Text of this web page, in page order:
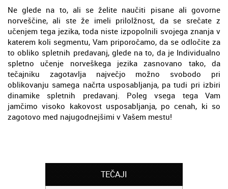
Ne glede na to, ali se želite naučiti pisane ali govorne
norveščine, ali ste že imeli prilolžnost, da se srečate z
učenjem tega jezika, toda niste izpopolnili svojega znanja v
katerem koli segmentu, Vam priporočamo, da se odločite za
to obliko spletnih predavanj, glede na to, da je Individualno
spletno učenje norveškega jezika zasnovano tako, da
tečajniku zagotavlja največjo možno svobodo pri
oblikovanju samega načrta usposabljanja, pa tudi pri izbiri
dinamike spletnih predavanj. Poleg vsega tega Vam
jamčimo visoko kakovost usposabljanja, po cenah, ki so
zagotovo med najugodnejšimi v Vašem mestu!
TEČAJI